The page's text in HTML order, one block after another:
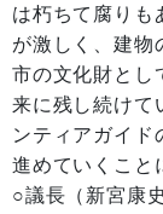
は朽ちて腐りも
が激しく、建物
市の文化財とし
来に残し続けて
ンティアガイド
進めていくこと
○議長（新宮康